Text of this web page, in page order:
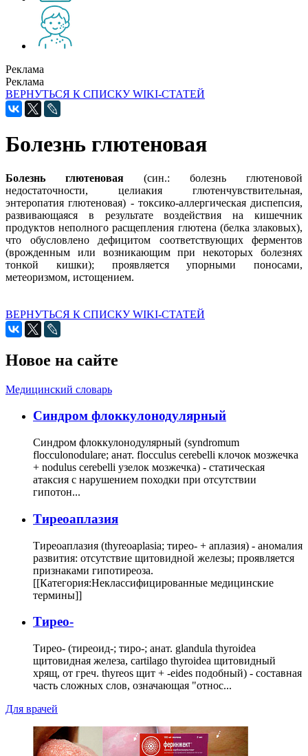
Реклама
Реклама
ВЕРНУТЬСЯ К СПИСКУ WIKI-СТАТЕЙ
Болезнь глютеновая
Болезнь глютеновая (син.: болезнь глютеновой
недостаточности, целиакия глютенчувствительная,
энтеропатия глютеновая) - токсико-аллергическая диспепсия,
развивающаяся в результате воздействия на кишечник
продуктов неполного расщепления глютена (белка злаковых),
что обусловлено дефицитом соответствующих ферментов
(врожденным или возникающим при некоторых болезнях
тонкой кишки); проявляется упорными поносами,
метеоризмом, истощением.
ВЕРНУТЬСЯ К СПИСКУ WIKI-СТАТЕЙ
Новое на сайте
Медицинский словарь
Cиндром флоккулонодулярный
Синдром флоккулонодулярный (syndromum
flocculonodulare; анат. flocculus cerebelli клочок мозжечка
+ nodulus cerebelli узелок мозжечка) - статическая
атаксия с нарушением походки при отсутствии
гипотон...
Тиреоаплазия
Тиреоаплазия (thyreoaplasia; тирео- + аплазия) - аномалия
развития: отсутствие щитовидной железы; проявляется
признаками гипотиреоза.
[[Категория:Неклассифицированные медицинские
термины]]
Тирео-
Тирео- (тиреоид-; тиро-; анат. glandula thyroidea
щитовидная железа, cartilago thyroidea щитовидный
хрящ, от греч. thyreos щит + -eides подобный) - составная
часть сложных слов, означающая "относ...
Для врачей